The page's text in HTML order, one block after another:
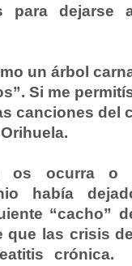
para dejarse
un árbol
Si me
canciones del
ocurra o
había
“cacho”
que las crisis
crónica.